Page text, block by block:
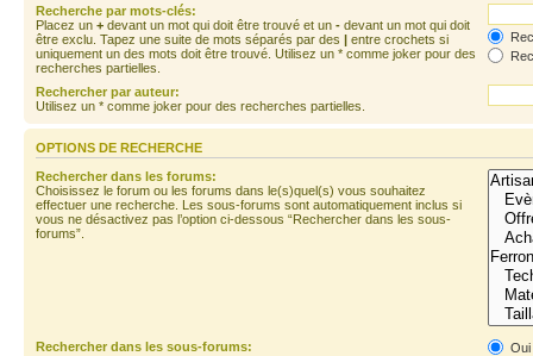
Recherche par mots-clés:
Placez un + devant un mot qui doit être trouvé et un - devant un mot qui doit
être exclu. Tapez une suite de mots séparés par des | entre crochets si
uniquement un des mots doit être trouvé. Utilisez un * comme joker pour des
recherches partielles.
Rechercher par auteur:
Utilisez un * comme joker pour des recherches partielles.
OPTIONS DE RECHERCHE
Rechercher dans les forums:
Choisissez le forum ou les forums dans le(s)quel(s) vous souhaitez
effectuer une recherche. Les sous-forums sont automatiquement inclus si
vous ne désactivez pas l’option ci-dessous “Rechercher dans les sous-
forums”.
Rechercher dans les sous-forums:
Oui